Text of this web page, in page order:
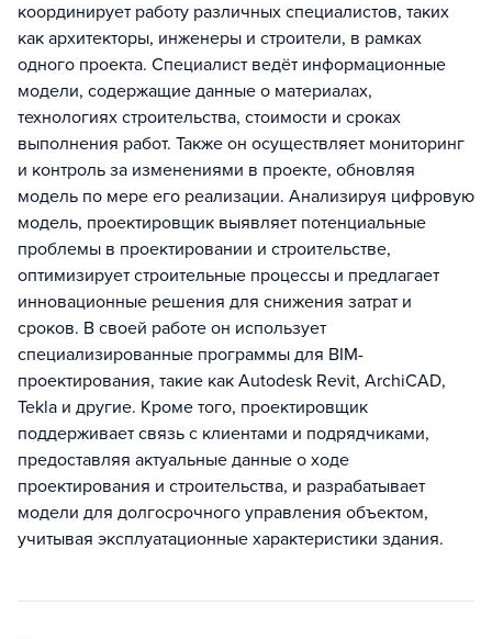
координирует работу различных специалистов, таких
как архитекторы, инженеры и строители, в рамках
одного проекта. Специалист ведёт информационные
модели, содержащие данные о материалах,
технологиях строительства, стоимости и сроках
выполнения работ. Также он осуществляет мониторинг
и контроль за изменениями в проекте, обновляя
модель по мере его реализации. Анализируя цифровую
модель, проектировщик выявляет потенциальные
проблемы в проектировании и строительстве,
оптимизирует строительные процессы и предлагает
инновационные решения для снижения затрат и
сроков. В своей работе он использует
специализированные программы для BIM-
проектирования, такие как Autodesk Revit, ArchiCAD,
Tekla и другие. Кроме того, проектировщик
поддерживает связь с клиентами и подрядчиками,
предоставляя актуальные данные о ходе
проектирования и строительства, и разрабатывает
модели для долгосрочного управления объектом,
учитывая эксплуатационные характеристики здания.